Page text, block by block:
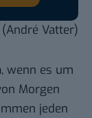
(André Vatter)
, wenn es um
Morgen
jeden